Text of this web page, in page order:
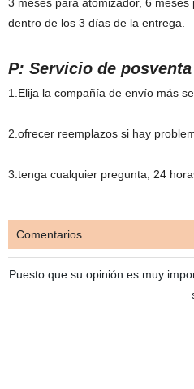
dentro de los 3 días de la entrega.
P: Servicio de posventa
1.Elija la compañía de envío más
2.ofrecer reemplazos si hay
3.tenga cualquier pregunta, 24
Comentarios
Puesto que su opinión es muy